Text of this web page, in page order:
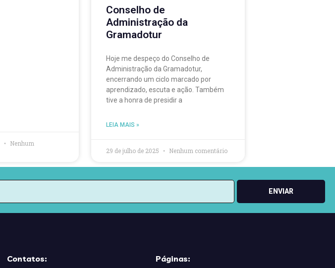
Nenhum
Conselho de
Administração da
Gramadotur
Hoje me despeço do Conselho de
Administração da Gramadotur,
encerrando um ciclo marcado por
aprendizado, escuta e ação. Também
tive a honra de presidir a
LEIA MAIS »
29 de julho de 2025 Nenhum comentário
ENVIAR
Contatos: Páginas: